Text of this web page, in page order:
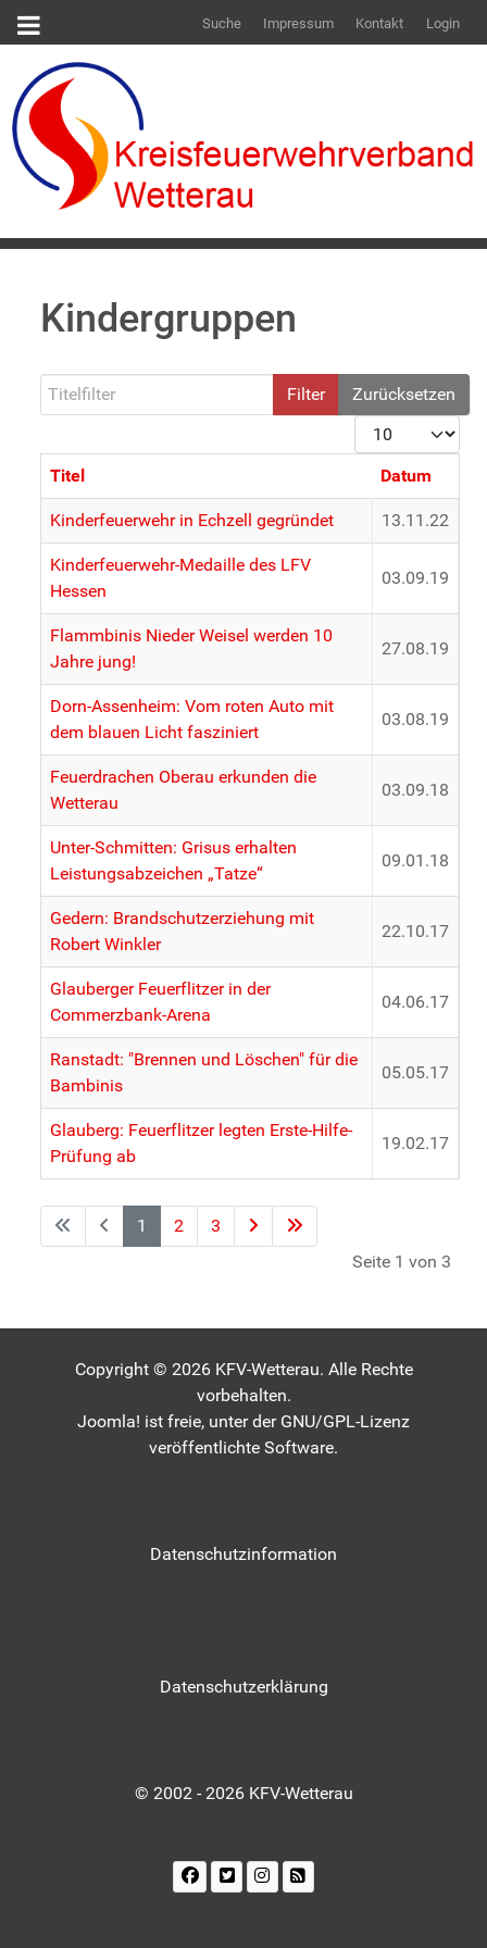
Suche Impressum Kontakt Login
Kindergruppen
Titelfilter Filter
Zurücksetzen
Anzeige #
Beiträge
Titel Datum
Kinderfeuerwehr in Echzell gegründet 13.11.22
Kinderfeuerwehr-Medaille des LFV
Hessen
03.09.19
Flammbinis Nieder Weisel werden 10
Jahre jung!
27.08.19
Dorn-Assenheim: Vom roten Auto mit
dem blauen Licht fasziniert
03.08.19
Feuerdrachen Oberau erkunden die
Wetterau
03.09.18
Unter-Schmitten: Grisus erhalten
Leistungsabzeichen „Tatze“
09.01.18
Gedern: Brandschutzerziehung mit
Robert Winkler
22.10.17
Glauberger Feuerflitzer in der
Commerzbank-Arena
04.06.17
Ranstadt: "Brennen und Löschen" für die
Bambinis
05.05.17
Glauberg: Feuerflitzer legten Erste-Hilfe-
Prüfung ab
19.02.17
Seite 1 von 3
1 2 3
Copyright © 2026 KFV-Wetterau. Alle Rechte
vorbehalten.
Joomla! ist freie, unter der GNU/GPL-Lizenz
veröffentlichte Software.
Datenschutzinformation
Datenschutzerklärung
© 2002 - 2026 KFV-Wetterau